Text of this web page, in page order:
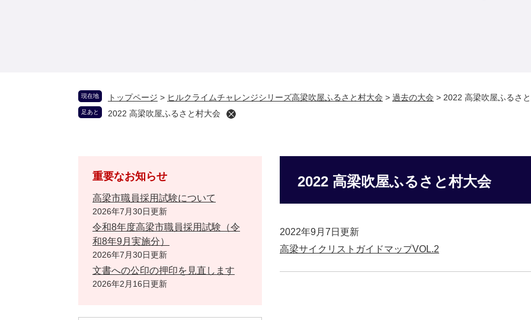
現在地 トップページ > ヒルクライムチャレンジシリーズ高梁吹屋ふるさと村大会 > 過去の大会 > 2022 高梁吹屋ふるさ
足あと 2022 高梁吹屋ふるさと村大会
2022 高梁吹屋ふるさと村大会
2022年9月7日更新
高梁サイクリストガイドマップVOL.2
重要なお知らせ
高梁市職員採用試験について
2026年7月30日更新
令和8年度高梁市職員採用試験（令
和8年9月実施分）
2026年7月30日更新
文書への公印の押印を見直します
2026年2月16日更新